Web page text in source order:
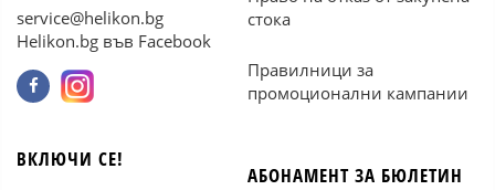
service@helikon.bg
Helikon.bg във Facebook
стока
Правилници за
промоционални кампании
ВКЛЮЧИ СЕ!
АБОНАМЕНТ ЗА БЮЛЕТИН